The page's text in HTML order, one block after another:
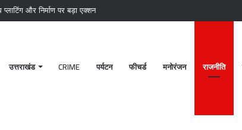
और निर्माण पर बड़ा एक्शन
उत्तराखंड CRIME पर्यटन फीचर्ड मनोरंजन राजनीति
धामी लड़ेंगे उपचुनाव